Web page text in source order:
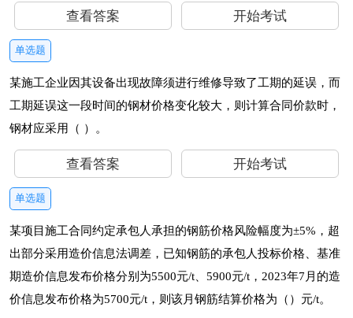
查看答案 开始考试
单选题
某施工企业因其设备出现故障须进行维修导致了工期的延误，而
工期延误这一段时间的钢材价格变化较大，则计算合同价款时，
钢材应采用（ ）。
查看答案 开始考试
单选题
某项目施工合同约定承包人承担的钢筋价格风险幅度为±5%，超
出部分采用造价信息法调差，已知钢筋的承包人投标价格、基准
期造价信息发布价格分别为5500元/t、5900元/t，2023年7月的造
价信息发布价格为5700元/t，则该月钢筋结算价格为（）元/t。